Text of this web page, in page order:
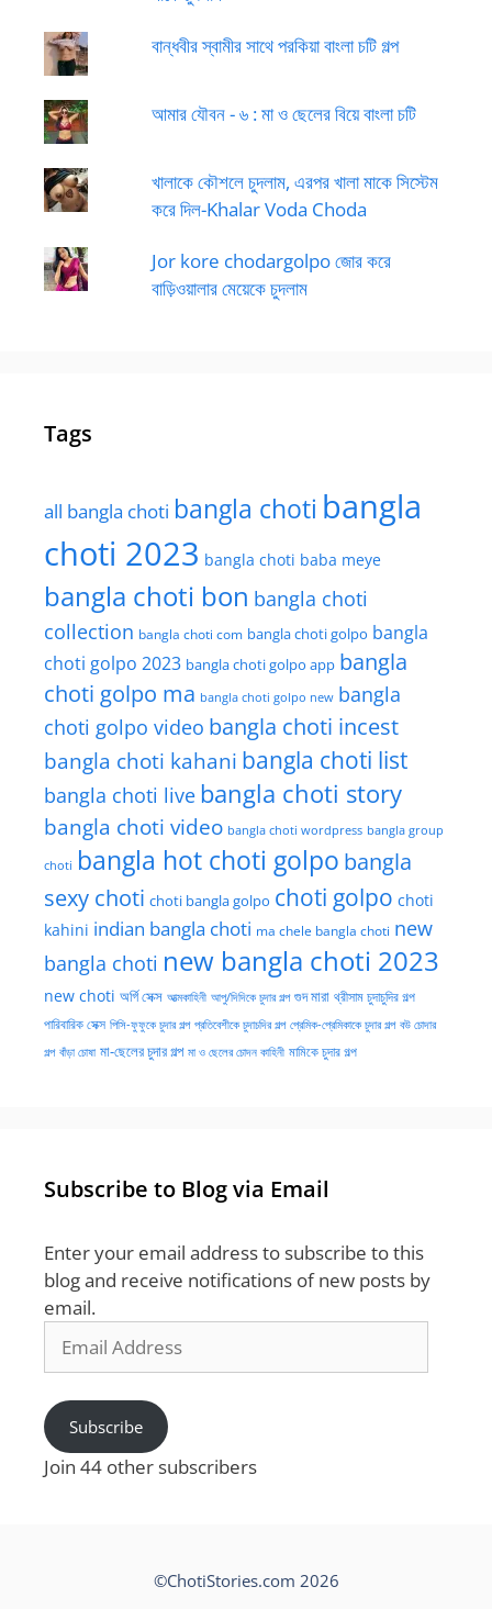
বান্ধবীর স্বামীর সাথে পরকিয়া বাংলা চটি গল্প
আমার যৌবন - ৬ : মা ও ছেলের বিয়ে বাংলা চটি
খালাকে কৌশলে চুদলাম, এরপর খালা মাকে সিস্টেম
করে দিল-Khalar Voda Choda
Jor kore chodargolpo জোর করে
বাড়িওয়ালার মেয়েকে চুদলাম
Tags
all bangla choti bangla choti bangla
choti 2023 bangla choti baba meye
bangla choti bon bangla choti
collection bangla choti com bangla choti golpo bangla
choti golpo 2023 bangla choti golpo app bangla
choti golpo ma bangla choti golpo new bangla
choti golpo video bangla choti incest
bangla choti kahani bangla choti list
bangla choti live bangla choti story
bangla choti video bangla choti wordpress bangla group
choti bangla hot choti golpo bangla
sexy choti choti bangla golpo choti golpo choti
kahini indian bangla choti ma chele bangla choti new
bangla choti new bangla choti 2023
new choti অর্গি সেক্স আত্মকাহিনী আপু/দিদিকে চুদার গল্প গুদ মারা থ্রীসাম চুদাচুদির গল্প
পারিবারিক সেক্স পিসি-ফুফুকে চুদার গল্প প্রতিবেশীকে চুদাচদির গল্প প্রেমিক-প্রেমিকাকে চুদার গল্প বউ চোদার
গল্প বাঁড়া চোষা মা-ছেলের চুদার গল্প মা ও ছেলের চোদন কাহিনী মামিকে চুদার গল্প
Subscribe to Blog via Email
Enter your email address to subscribe to this
blog and receive notifications of new posts by
email.
Address
Subscribe
Join 44 other subscribers
©ChotiStories.com 2026